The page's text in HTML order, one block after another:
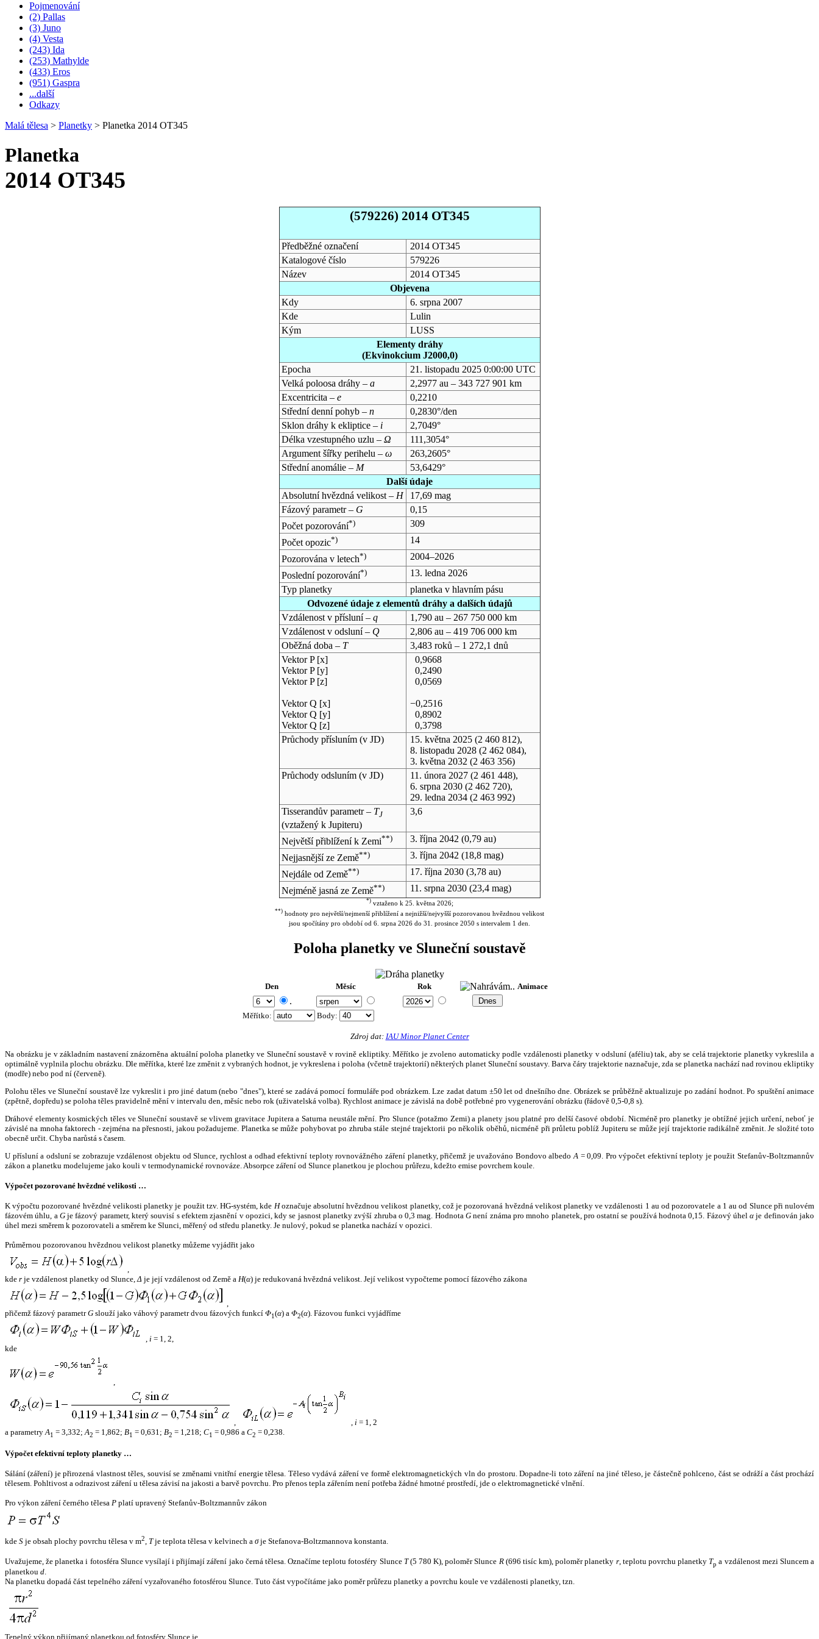
Pojmenování
(2) Pallas
(3) Juno
(4) Vesta
(243) Ida
(253) Mathylde
(433) Eros
(951) Gaspra
...další
Odkazy
Malá tělesa > Planetky > Planetka 2014 OT345
Planetka
2014 OT345
(579226) 2014 OT345
Předběžné označení
2014 OT345
Katalogové číslo
579226
Název
2014 OT345
Objevena
Kdy
6. srpna 2007
Kde
Lulin
Kým
LUSS
Elementy dráhy
(Ekvinokcium J2000,0)
Epocha
21. listopadu 2025 0:00:00 UTC
Velká poloosa dráhy – a
2,2977 au – 343 727 901 km
Excentricita – e
0,2210
Střední denní pohyb – n
0,2830°/den
Sklon dráhy k ekliptice – i
2,7049°
Délka vzestupného uzlu – Ω
111,3054°
Argument šířky perihelu – ω
263,2605°
Střední anomálie – M
53,6429°
Další údaje
Absolutní hvězdná velikost – H
17,69 mag
Fázový parametr – G
0,15
Počet pozorování*)
309
Počet opozic*)
14
Pozorována v letech*)
2004–2026
Poslední pozorování*)
13. ledna 2026
Typ planetky
planetka v hlavním pásu
Odvozené údaje z elementů dráhy a dalších údajů
Vzdálenost v přísluní – q
1,790 au – 267 750 000 km
Vzdálenost v odsluní – Q
2,806 au – 419 706 000 km
Oběžná doba – T
3,483 roků – 1 272,1 dnů
Vektor P [x]
Vektor P [y]
Vektor P [z]
Vektor Q [x]
Vektor Q [y]
Vektor Q [z]
0,9668
0,2490
0,0569
−0,2516
0,8902
0,3798
Průchody přísluním (v JD) 15. května 2025(2 460 812),
8. listopadu 2028(2 462 084),
3. května 2032 (2 463 356)
Průchody odsluním (v JD) 11. února 2027(2 461 448),
6. srpna 2030(2 462 720),
29. ledna 2034(2 463 992)
Tisserandův parametr – TJ
(vztažený k Jupiteru)
3,6
Největší přiblížení k Zemi**) 3. října 2042 (0,79 au)
Nejjasnější ze Země**) 3. října 2042 (18,8 mag)
Nejdále od Země**) 17. října 2030(3,78 au)
Nejméně jasná ze Země**) 11. srpna 2030(23,4 mag)
*)vztaženo k 25. května 2026;
**) hodnoty pro největší/nejmenší přiblížení a nejnižší/nejvyšší pozorovanou hvězdnou velikost
jsou spočítány pro období od 6. srpna 2026 do 31. prosince 2050 s intervalem 1 den.
Poloha planetky ve Sluneční soustavě
Den Měsíc Rok Animace
.
Měřítko: Body:
Zdroj dat: IAU Minor Planet Center
Na obrázku je v základním nastavení znázorněna aktuální poloha planetky ve Sluneční soustavě v rovině ekliptiky. Měřítko je zvoleno automaticky podle vzdálenosti planetky v odsluní (aféliu) tak, aby se celá trajektorie planetky vykreslila a
optimálně vyplnila plochu obrázku. Dle měřítka, které lze změnit z vybraných hodnot, je vykreslena i poloha (včetně trajektorií) některých planet Sluneční soustavy. Barva čáry trajektorie naznačuje, zda se planetka nachází nad rovinou ekliptiky
(modře) nebo pod ní (červeně).
Polohu těles ve Sluneční soustavě lze vykreslit i pro jiné datum (nebo "dnes"), které se zadává pomocí formuláře pod obrázkem. Lze zadat datum ±50 let od dnešního dne. Obrázek se průběžně aktualizuje po zadání hodnot. Po spuštění animace
(zpětně, dopředu) se poloha těles pravidelně mění v intervalu den, měsíc nebo rok (uživatelská volba). Rychlost animace je závislá na době potřebné pro vygenerování obrázku (řádově 0,5-0,8 s).
Dráhové elementy kosmických těles ve Sluneční soustavě se vlivem gravitace Jupitera a Saturna neustále mění. Pro Slunce (potažmo Zemi) a planety jsou platné pro delší časové období. Nicméně pro planetky je obtížné jejich určení, neboť je
závislé na mnoha faktorech - zejména na přesnosti, jakou požadujeme. Planetka se může pohybovat po zhruba stále stejné trajektorii po několik oběhů, nicméně při průletu poblíž Jupiteru se může její trajektorie radikálně změnit. Je složité toto
obecně určit. Chyba narůstá s časem.
U přísluní a odsluní se zobrazuje vzdálenost objektu od Slunce, rychlost a odhad efektivní teploty rovnovážného záření planetky, přičemž je uvažováno Bondovo albedo A = 0,09. Pro výpočet efektivní teploty je použit Stefanův-Boltzmannův
zákon a planetku modelujeme jako kouli v termodynamické rovnováze. Absorpce záření od Slunce planetkou je plochou průřezu, kdežto emise povrchem koule.
Výpočet pozorované hvězdné velikosti …
K výpočtu pozorované hvězdné velikosti planetky je použit tzv. HG-systém, kde Hoznačuje absolutní hvězdnou velikost planetky, což je pozorovaná hvězdná velikost planetky ve vzdálenosti 1 au od pozorovatele a 1 au od Slunce při nulovém
fázovém úhlu, a Gje fázový parametr, který souvisí s efektem zjasnění v opozici, kdy se jasnost planetky zvýší zhruba o 0,3 mag. HodnotaG není známa pro mnoho planetek, pro ostatní se používá hodnota 0,15. Fázový úhelα je definován jako
úhel mezi směrem k pozorovateli a směrem ke Slunci, měřený od středu planetky. Je nulový, pokud se planetka nachází v opozici.
Průměrnou pozorovanou hvězdnou velikost planetky můžeme vyjádřit jako
,
kde r je vzdálenost planetky od Slunce,Δ je její vzdálenost od Země a H(α) je redukovaná hvězdná velikost. Její velikost vypočteme pomocí fázového zákona
,
přičemž fázový parametrG slouží jako váhový parametr dvou fázových funkcí Φ1(α) a Φ2(α). Fázovou funkci vyjádříme
, i = 1, 2,
kde
,
, , i = 1, 2
a parametryA1 = 3,332;A2 = 1,862; B1 = 0,631; B2 = 1,218; C1 = 0,986 a C2 = 0,238.
Výpočet efektivní teploty planetky …
Sálání (záření) je přirozená vlastnost těles, souvisí se změnami vnitřní energie tělesa. Těleso vydává záření ve formě elektromagnetických vln do prostoru. Dopadne-li toto záření na jiné těleso, je částečně pohlceno, část se odráží a část prochází
tělesem. Pohltivost a odrazivost záření u tělesa závisí na jakosti a barvě povrchu. Pro přenos tepla zářením není potřeba žádné hmotné prostředí, jde o elektromagnetické vlnění.
Pro výkon záření černého tělesa P platí upravený Stefanův-Boltzmannův zákon
kde S je obsah plochy povrchu tělesa v m2, Tje teplota tělesa v kelvinech a σje Stefanova-Boltzmannova konstanta.
Uvažujeme, že planetka i fotosféra Slunce vysílají i přijímají záření jako černá tělesa. Označíme teplotu fotosféry Slunce T(5 780 K), poloměr Slunce R(696 tisíc km), poloměr planetky r, teplotu povrchu planetky Tp a vzdálenost mezi Sluncem a
planetkou d.
Na planetku dopadá část tepelného záření vyzařovaného fotosférou Slunce. Tuto část vypočítáme jako poměr průřezu planetky a povrchu koule ve vzdálenosti planetky, tzn.
Tepelný výkon přijímaný planetkou od fotosféry Slunce je